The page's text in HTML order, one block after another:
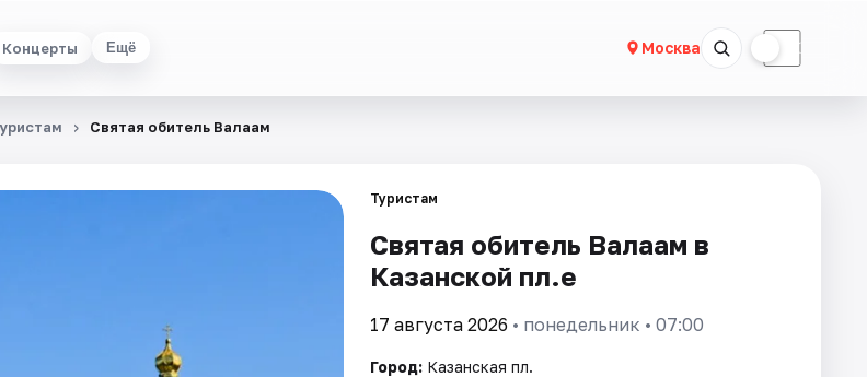
Концерты Ещё Москва ☾
Святая обитель Валаам
Туристам
Святая обитель Валаам в
Казанской пл.е
17 августа 2026 • понедельник • 07:00
Город: Казанская пл.